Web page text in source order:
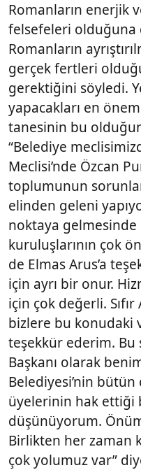
Romanların enerjik
felsefeleri olduğuna
Romanların
gerçek fertleri
gerektiğini söyledi.
yapacakları en
tanesinin bu
“Belediye
Meclisi’nde Özcan
toplumunun
elinden geleni
noktaya
kuruluşlarının çok
de Elmas Arus’a
için ayrı bir onur.
için çok değerli. Sıfır
bizlere bu konudaki
teşekkür ederim. Bu
Başkanı olarak
Belediyesi’nin bütün
üyelerinin hak ettiği
düşünüyorum.
Birlikten her zaman
çok yolumuz var”